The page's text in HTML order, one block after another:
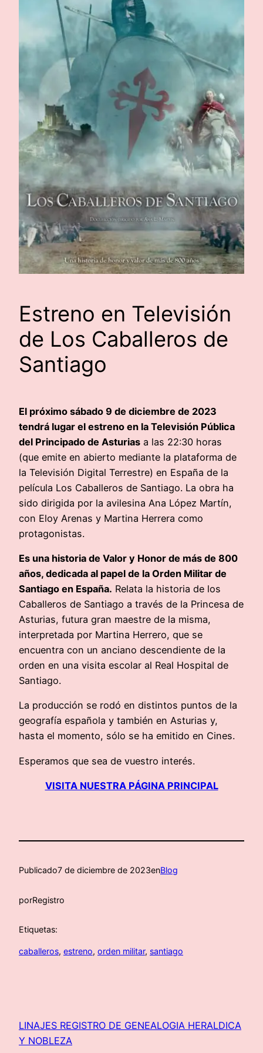
Estreno en Televisión
de Los Caballeros de
Santiago
El próximo sábado 9 de diciembre de 2023
tendrá lugar el estreno en la Televisión Pública
del Principado de Asturias a las 22:30 horas
(que emite en abierto mediante la plataforma de
la Televisión Digital Terrestre) en España de la
película Los Caballeros de Santiago. La obra ha
sido dirigida por la avilesina Ana López Martín,
con Eloy Arenas y Martina Herrera como
protagonistas.
Es una historia de Valor y Honor de más de 800
años, dedicada al papel de la Orden Militar de
Santiago en España. Relata la historia de los
Caballeros de Santiago a través de la Princesa de
Asturias, futura gran maestre de la misma,
interpretada por Martina Herrero, que se
encuentra con un anciano descendiente de la
orden en una visita escolar al Real Hospital de
Santiago.
La producción se rodó en distintos puntos de la
geografía española y también en Asturias y,
hasta el momento, sólo se ha emitido en Cines.
Esperamos que sea de vuestro interés.
VISITA NUESTRA PÁGINA PRINCIPAL
Publicado7 de diciembre de 2023enBlog
porRegistro
Etiquetas:
caballeros, estreno, orden militar, santiago
LINAJES REGISTRO DE GENEALOGIA HERALDICA
Y NOBLEZA